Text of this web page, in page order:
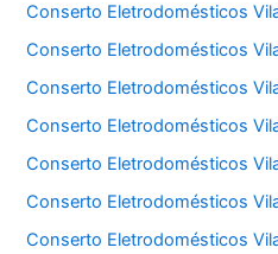
Conserto Eletrodomésticos
Conserto Eletrodomésticos
Conserto Eletrodomésticos
Conserto Eletrodomésticos
Conserto Eletrodomésticos
Conserto Eletrodomésticos
Conserto Eletrodomésticos